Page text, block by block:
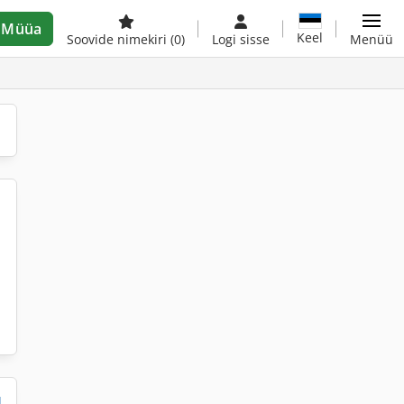
Müüa
Soovide nimekiri (0) Logi sisse Keel Menüü